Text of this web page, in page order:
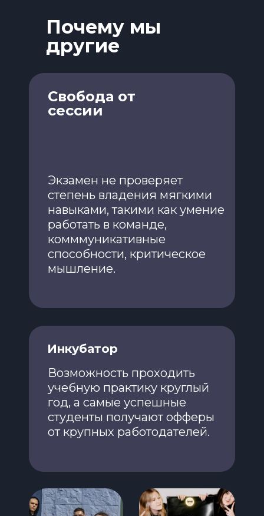
Свобода от
сессии
Инкубатор
Экзамен не проверяет
степень владения мягкими
навыками, такими как умение
работать в команде,
комммуникативные
способности, критическое
мышление.
Возможность проходить
учебную практику круглый
год, а самые успешные
студенты получают офферы
от крупных работодателей.
Почему мы
другие